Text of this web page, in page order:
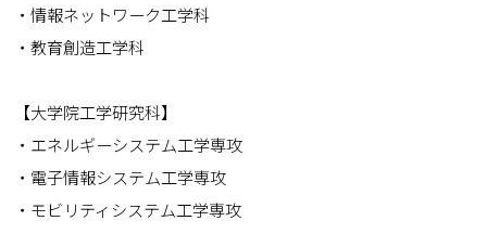
・情報ネットワーク工学科
・教育創造工学科
【大学院工学研究科】
・エネルギーシステム工学専攻
・電子情報システム工学専攻
・モビリティシステム工学専攻